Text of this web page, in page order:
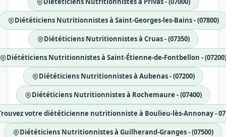
Diététiciens Nutritionnistes à Saint-Georges-les-Bains - (07800)
Diététiciens Nutritionnistes à Cruas - (07350)
Diététiciens Nutritionnistes à Saint-Étienne-de-Fontbellon - (07200)
Diététiciens Nutritionnistes à Aubenas - (07200)
Diététiciens Nutritionnistes à Rochemaure - (07400)
votre diététicienne nutritionniste à Boulieu-lès-Annonay -
Diététiciens Nutritionnistes à Guilherand-Granges - (07500)